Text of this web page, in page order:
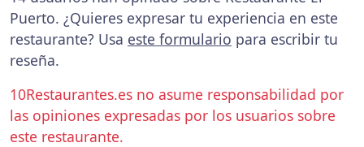
Puerto. ¿Quieres expresar tu experiencia en este
restaurante? Usa este formulario para escribir tu
reseña.
10Restaurantes.es no asume responsabilidad por
las opiniones expresadas por los usuarios sobre
este restaurante.